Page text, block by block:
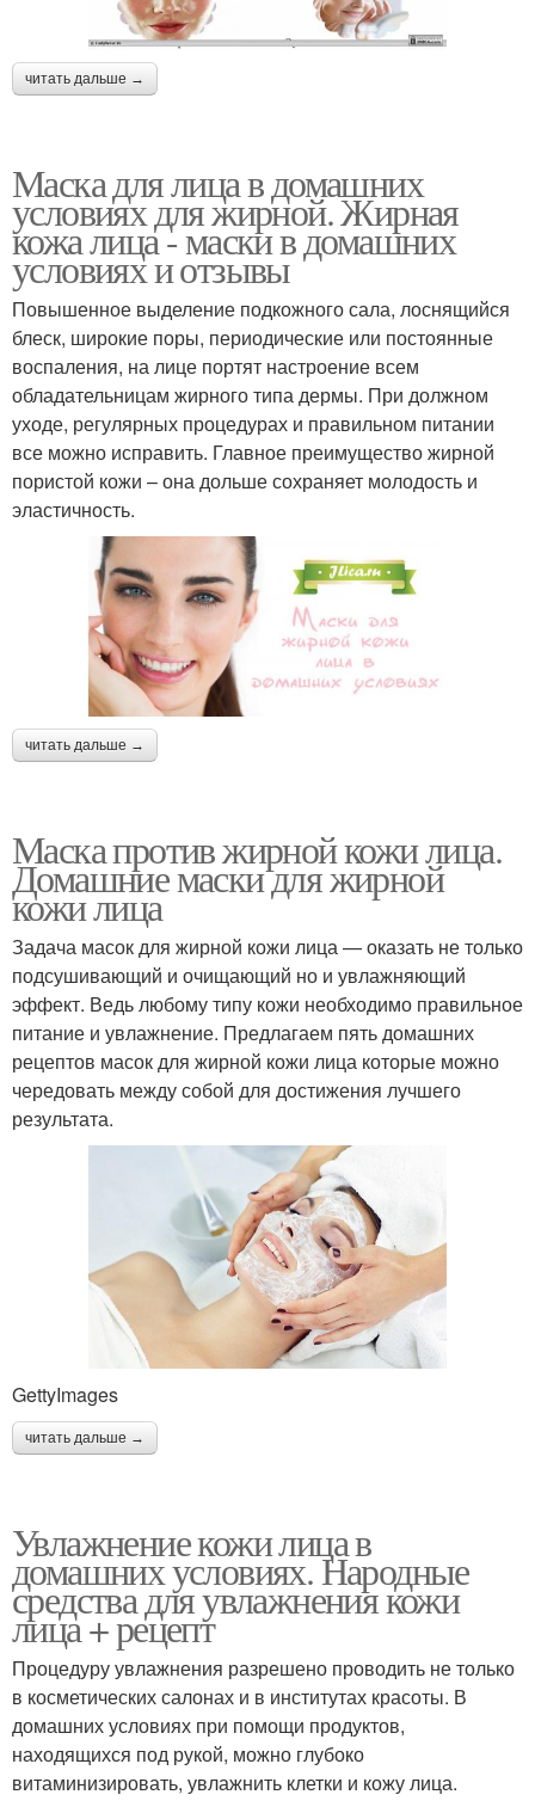
читать дальше →
Маска для лица в домашних
условиях для жирной. Жирная
кожа лица - маски в домашних
условиях и отзывы
Повышенное выделение подкожного сала, лоснящийся
блеск, широкие поры, периодические или постоянные
воспаления, на лице портят настроение всем
обладательницам жирного типа дермы. При должном
уходе, регулярных процедурах и правильном питании
все можно исправить. Главное преимущество жирной
пористой кожи – она дольше сохраняет молодость и
эластичность.
читать дальше →
Маска против жирной кожи лица.
Домашние маски для жирной
кожи лица
Задача масок для жирной кожи лица — оказать не только
подсушивающий и очищающий но и увлажняющий
эффект. Ведь любому типу кожи необходимо правильное
питание и увлажнение. Предлагаем пять домашних
рецептов масок для жирной кожи лица которые можно
чередовать между собой для достижения лучшего
результата.
GettyImages
читать дальше →
Увлажнение кожи лица в
домашних условиях. Народные
средства для увлажнения кожи
лица + рецепт
Процедуру увлажнения разрешено проводить не только
в косметических салонах и в институтах красоты. В
домашних условиях при помощи продуктов,
находящихся под рукой, можно глубоко
витаминизировать, увлажнить клетки и кожу лица.